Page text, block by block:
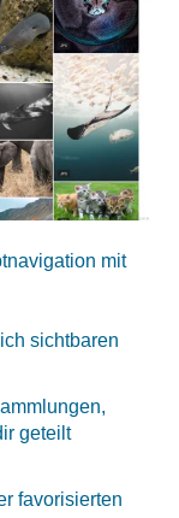
mit
sichtbaren
geteilt
favorisierten